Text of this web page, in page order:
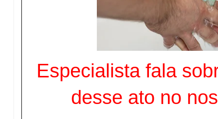
Especialista fala
desse ato no